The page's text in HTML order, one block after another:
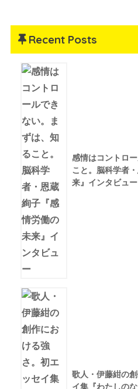
Recent Posts
感情はコントロ
こと。脳科学者
来』インタビュー
歌人・伊藤紺の
イ集『わたしの